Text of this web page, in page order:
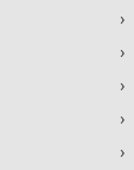
›
›
›
›
›